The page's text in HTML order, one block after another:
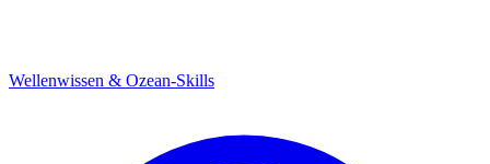
Wellenwissen & Ozean-Skills